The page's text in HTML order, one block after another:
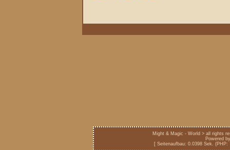
Might & Magic - World > all rights
Powered
[ Seitenaufbau: 0.0398 Sek.